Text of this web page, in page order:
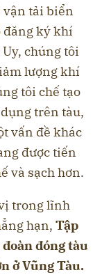
vận tải biển
đăng ký khí
chúng tôi
lượng khí
tôi chế tạo
trên tàu,
vấn đề khác
được tiến
và sạch hơn.
trong lĩnh
hạn, Tập
đóng tàu
ở Vũng Tàu.